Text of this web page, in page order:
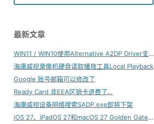
最新文章
WIN11 / WIN10使用Alternative A2DP Driver支持LDAC
海康威视录像机硬盘读取播放工具Local Playback
Google 账号邮箱可以修改了
Ready Card 非EEA区销卡退费了…
海康威视设备网络搜索SADP.exe即将下架
iOS 27、iPadOS 27和macOS 27 Golden Gate内置壁纸下载